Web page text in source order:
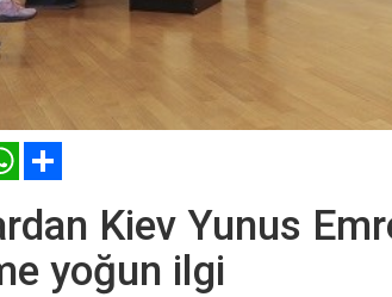
WhatsApp
Kiev Yunus
yoğun ilgi